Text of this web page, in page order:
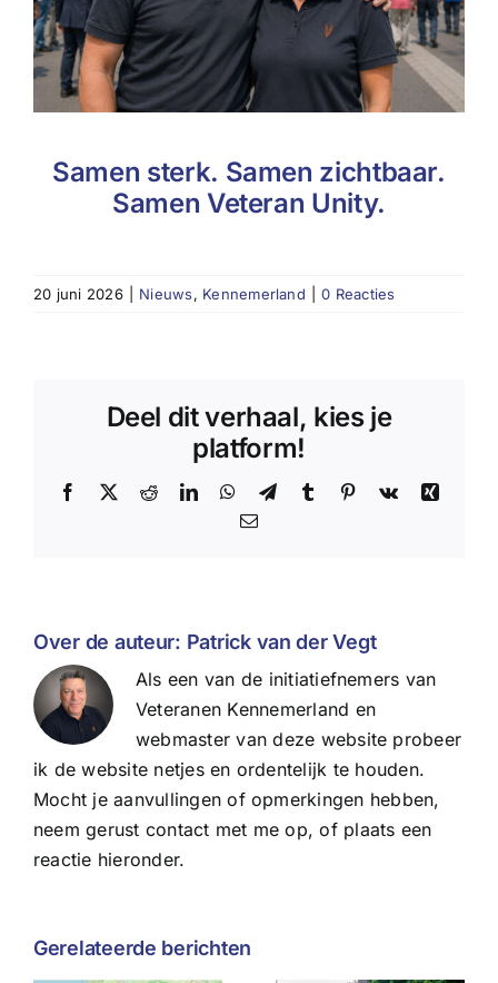
Samen sterk. Samen zichtbaar.
Samen Veteran Unity.
20 juni 2026 Nieuws, Kennemerland 0 Reacties
Deel dit verhaal, kies je
platform!
Facebook
X RedditLinkedInWhatsApp
TelegramTumblr Pinterest
Vk
Xing
E-
Over de auteur: Patrick van der Vegt
Als een van de initiatiefnemers van
Veteranen Kennemerland en
webmaster van deze website probeer
ik de website netjes en ordentelijk te houden.
Mocht je aanvullingen of opmerkingen hebben,
neem gerust contact met me op, of plaats een
reactie hieronder.
Gerelateerde berichten